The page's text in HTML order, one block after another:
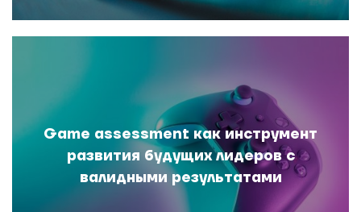
Game assessment как инструмент
развития будущих лидеров с
валидными результатами